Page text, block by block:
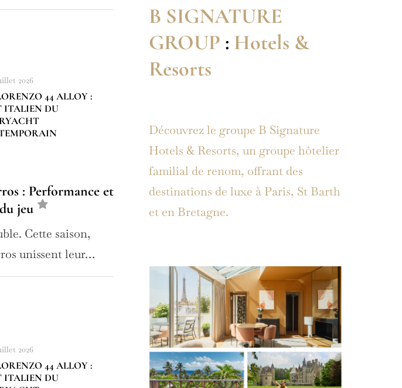
2026
44 ALLOY :
ITALIEN DU
: Performance et
jeu
Cette saison,
unissent leur…
2026
44 ALLOY :
ITALIEN DU
B SIGNATURE
GROUP : Hotels &
Resorts
Découvrez le groupe B Signature
Hotels & Resorts, un groupe hôtelier
familial de renom, offrant des
destinations de luxe à Paris, St Barth
et en Bretagne.